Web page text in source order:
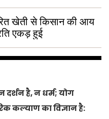
खेती से किसान की आय
एकड़ हुई
दर्शन है, न धर्म; योग
कल्याण का विज्ञान है: